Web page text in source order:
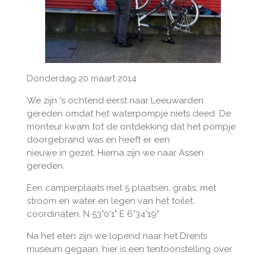
Donderdag 20 maart 2014
We zijn 's ochtend eerst naar Leeuwarden
gereden omdat het waterpompje niets deed. De
monteur kwam tot de ontdekking dat het pompje
doorgebrand was en heeft er een
nieuwe in gezet. Hierna zijn we naar Assen
gereden.
Een camperplaats met 5 plaatsen, gratis, met
stroom en water en legen van het toilet.
coordinaten: N 53°0'1" E 6°34'19"
Na het eten zijn we lopend naar het Drents
museum gegaan. hier is een tentoonstelling over